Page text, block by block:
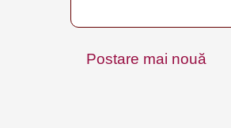
Postare mai nouă